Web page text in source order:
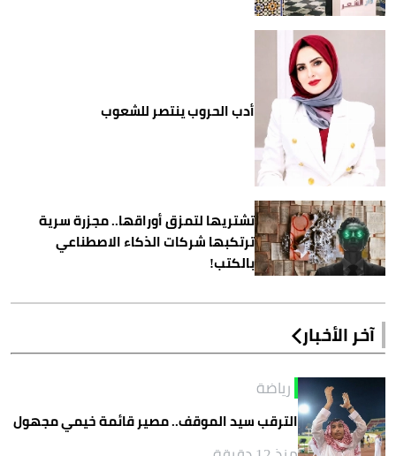
أدب الحروب ينتصر للشعوب
تشتريها لتمزق أوراقها.. مجزرة سرية
ترتكبها شركات الذكاء الاصطناعي
بالكتب!
آخر الأخبار
رياضة
الترقب سيد الموقف.. مصير قائمة خيمي مجهول